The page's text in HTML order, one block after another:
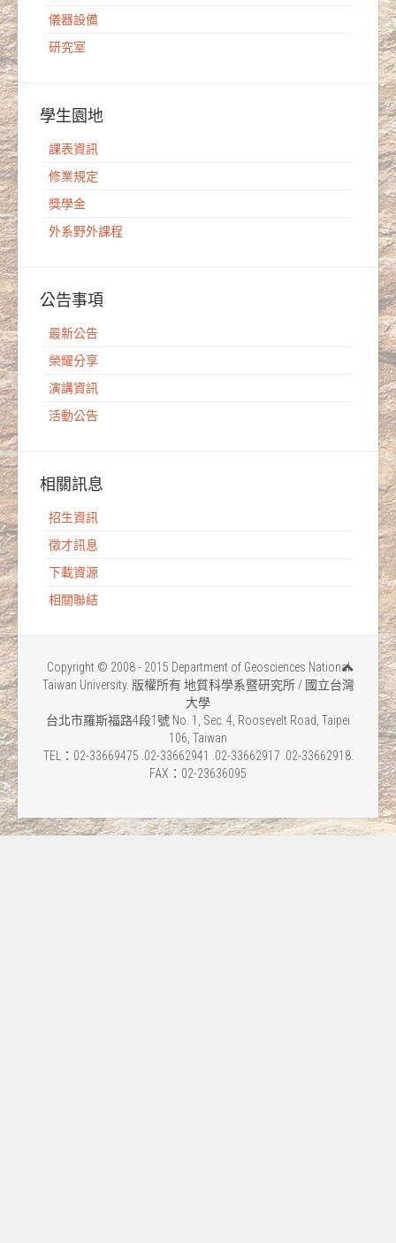
儀器設備
研究室
學生園地
課表資訊
修業規定
獎學金
外系野外課程
公告事項
最新公告
榮耀分享
演講資訊
活動公告
相關訊息
招生資訊
徵才訊息
下載資源
相關聯結
Copyright © 2008 - 2015 Department of Geosciences National
Taiwan University. 版權所有 地質科學系暨研究所 / 國立台灣
大學
台北市羅斯福路4段1號 No. 1, Sec. 4, Roosevelt Road, Taipei
106, Taiwan
TEL：02-33669475 .02-33662941 .02-33662917 .02-33662918.
FAX：02-23636095